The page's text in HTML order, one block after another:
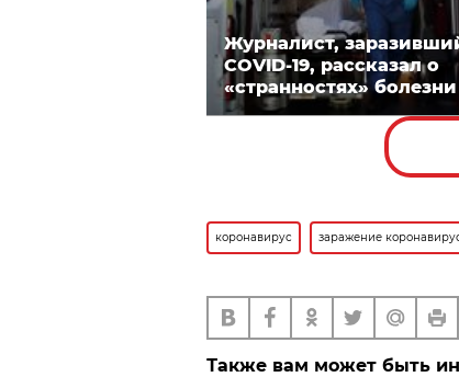
Журналист,
COVID-19, рассказал о
«странностях» болезни
коронавирус заражение
Также вам может быть